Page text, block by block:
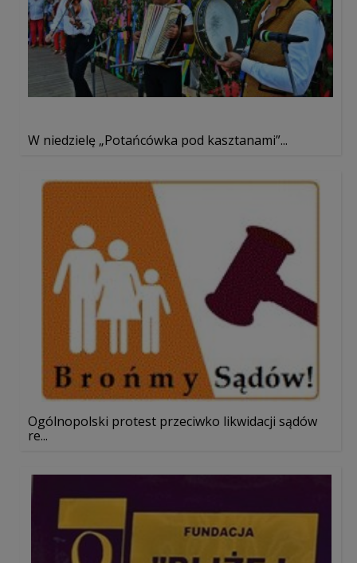
W niedzielę „Potańcówka pod kasztanami”...
Ogólnopolski protest przeciwko likwidacji sądów
re...